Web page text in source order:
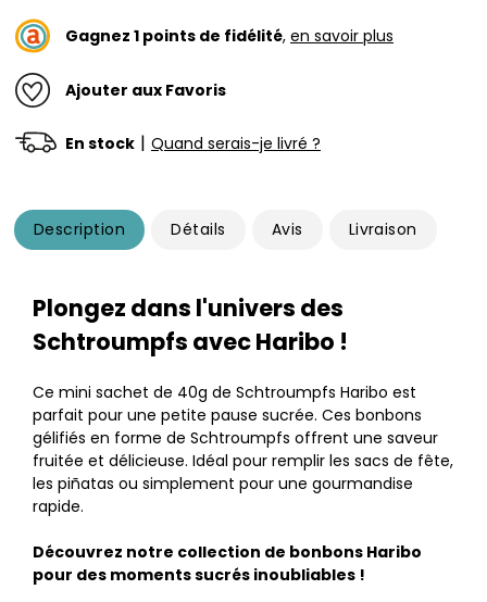
Gagnez 1 points de fidélité, en savoir plus
Ajouter aux Favoris
En stock | Quand serais-je livré ?
Description Détails Avis Livraison
Plongez dans l'univers des
Schtroumpfs avec Haribo !
Ce mini sachet de 40g de Schtroumpfs Haribo est
parfait pour une petite pause sucrée. Ces bonbons
gélifiés en forme de Schtroumpfs offrent une saveur
fruitée et délicieuse. Idéal pour remplir les sacs de fête,
les piñatas ou simplement pour une gourmandise
rapide.
Découvrez notre collection de bonbons Haribo
pour des moments sucrés inoubliables !